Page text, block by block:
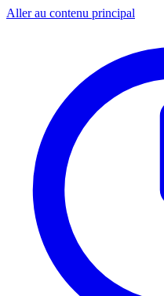
Aller au contenu principal